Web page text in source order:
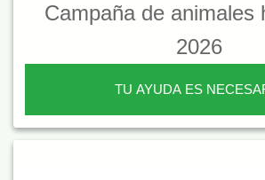
Campaña de animales
2026
TU AYUDA ES